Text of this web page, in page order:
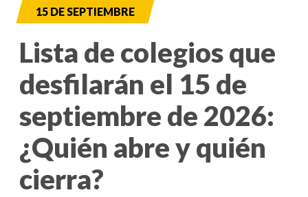
15 DE SEPTIEMBRE
Lista de colegios que
desfilarán el 15 de
septiembre de 2026:
¿Quién abre y quién
cierra?